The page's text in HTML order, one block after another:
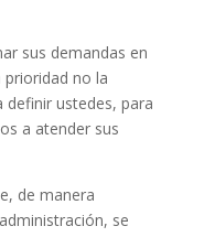
sus demandas en
no la
ustedes, para
a atender sus
de manera
se